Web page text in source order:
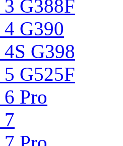
G388F
G390
G398
G525F
Pro